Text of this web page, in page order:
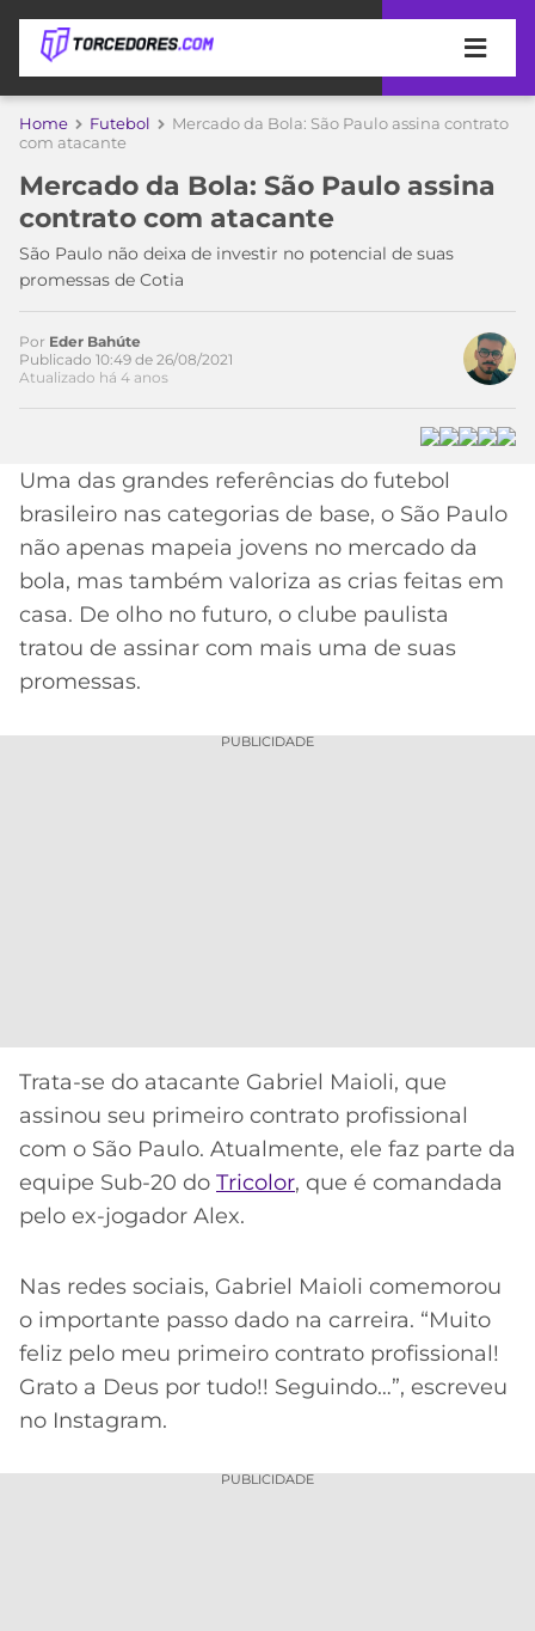
APOSTAS
DE
APOSTA
MELHORES
SITES
DE
APOSTAS
2026
PROMOCIONAL
BETBOOM
CÓDIGO
DE
INDICAÇÃO
BET365
MELHORES
CASSINOS
2026
COPA
DO
MUNDO
TIMES
MEU
PALMEIRAS
CORINTHIANS
SÃO
SANTOS
GRÊMIO
ATLÉTICO
MG
CRUZEIRO
CAMPEONATOS
BRASILEIRÃO
SÉRIE
LIBERTADORES
DO
CAMPEÕES
LALIGA
MÍDIA
ESPORTIVA
MERCADO
DA
BOLA
PALPITES
Home Futebol
Mercado da Bola: São Paulo assina contrato
com atacante
Mercado da Bola: São Paulo assina
contrato com atacante
São Paulo não deixa de investir no potencial de suas
promessas de Cotia
Acesse o perfil do autor
no Twitter
Por Eder Bahúte
Publicado 10:49 de 26/08/2021
Atualizado há 4 anos
Uma das grandes referências do futebol
brasileiro nas categorias de base, o São Paulo
não apenas mapeia jovens no mercado da
bola, mas também valoriza as crias feitas em
casa. De olho no futuro, o clube paulista
tratou de assinar com mais uma de suas
promessas.
PUBLICIDADE
Trata-se do atacante Gabriel Maioli, que
assinou seu primeiro contrato profissional
com o São Paulo. Atualmente, ele faz parte da
equipe Sub-20 do Tricolor, que é comandada
pelo ex-jogador Alex.
Nas redes sociais, Gabriel Maioli comemorou
o importante passo dado na carreira. “Muito
feliz pelo meu primeiro contrato profissional!
Grato a Deus por tudo!! Seguindo…”, escreveu
no Instagram.
PUBLICIDADE